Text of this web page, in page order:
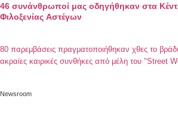
46 συνάνθρωποί μας οδηγήθηκαν στα
Φιλοξενίας Αστέγων
80 παρεμβάσεις πραγματοποιήθηκαν χθες το
ακραίες καιρικές συνθήκες από μέλη του "Street
Newsroom